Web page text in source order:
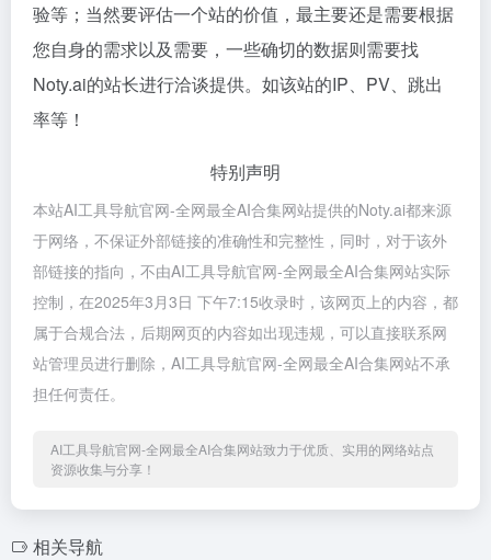
验等；当然要评估一个站的价值，最主要还是需要根据
您自身的需求以及需要，一些确切的数据则需要找
Noty.ai的站长进行洽谈提供。如该站的IP、PV、跳出
率等！
特别声明
本站AI工具导航官网-全网最全AI合集网站提供的Noty.ai都来源
于网络，不保证外部链接的准确性和完整性，同时，对于该外
部链接的指向，不由AI工具导航官网-全网最全AI合集网站实际
控制，在2025年3月3日 下午7:15收录时，该网页上的内容，都
属于合规合法，后期网页的内容如出现违规，可以直接联系网
站管理员进行删除，AI工具导航官网-全网最全AI合集网站不承
担任何责任。
AI工具导航官网-全网最全AI合集网站致力于优质、实用的网络站点
资源收集与分享！
相关导航